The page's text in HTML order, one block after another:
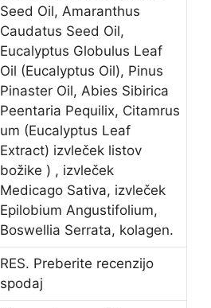
Seed Oil, Amaranthus
Caudatus Seed Oil,
Eucalyptus Globulus Leaf
Oil (Eucalyptus Oil), Pinus
Pinaster Oil, Abies Sibirica
Peentaria Pequilix, Citamrus
um (Eucalyptus Leaf
Extract) izvleček listov
božike ) , izvleček
Medicago Sativa, izvleček
Epilobium Angustifolium,
Boswellia Serrata, kolagen.
RES. Preberite recenzijo
spodaj